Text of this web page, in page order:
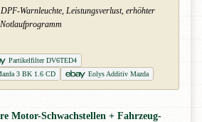
DPF-Warnleuchte, Leistungsverlust, erhöhter
Partikelfilter DV6TED4
3 BK 1.6 CD
Eolys Additiv Mazda
Motor-Schwachstellen + Fahrzeug-